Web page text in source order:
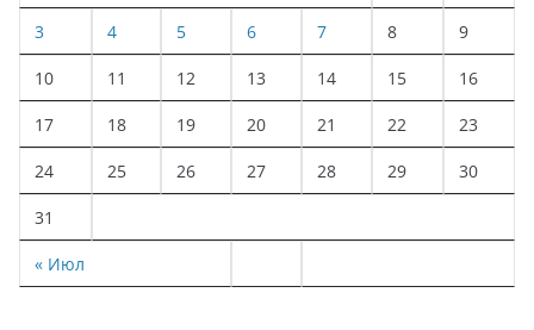
« Июл
3 4 5 6 7 8 9
10 11 12 13 14 15 16
17 18 19 20 21 22 23
24 25 26 27 28 29 30
31